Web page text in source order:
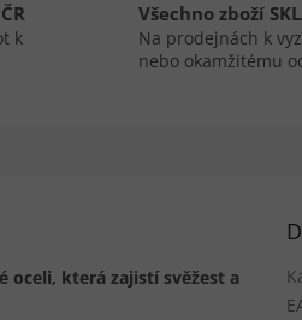
k
Všechno zboží
Na prodejnách k
nebo okamžitému
oceli, která zajistí svěžest a